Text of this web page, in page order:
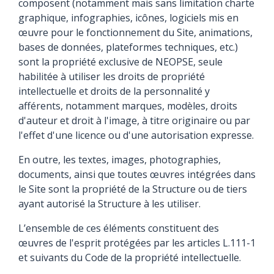
composent (notamment mais sans limitation charte
graphique, infographies, icônes, logiciels mis en
œuvre pour le fonctionnement du Site, animations,
bases de données, plateformes techniques, etc.)
sont la propriété exclusive de NEOPSE, seule
habilitée à utiliser les droits de propriété
intellectuelle et droits de la personnalité y
afférents, notamment marques, modèles, droits
d'auteur et droit à l'image, à titre originaire ou par
l'effet d'une licence ou d'une autorisation expresse.
En outre, les textes, images, photographies,
documents, ainsi que toutes œuvres intégrées dans
le Site sont la propriété de la Structure ou de tiers
ayant autorisé la Structure à les utiliser.
L’ensemble de ces éléments constituent des
œuvres de l'esprit protégées par les articles L.111-1
et suivants du Code de la propriété intellectuelle.